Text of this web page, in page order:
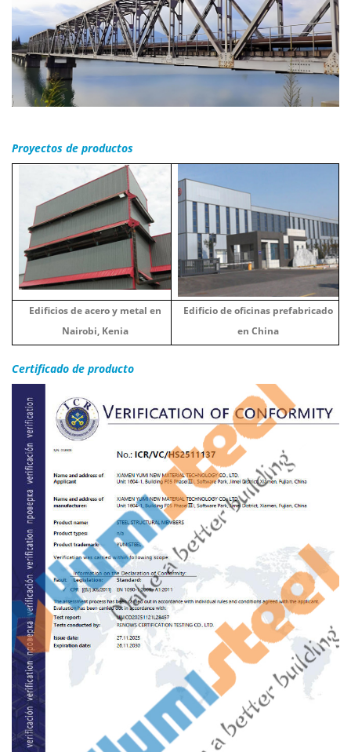
Proyectos de productos
Edificios de acero y metal en
Nairobi, Kenia
Edificio de oficinas prefabricado
en China
Certificado de producto